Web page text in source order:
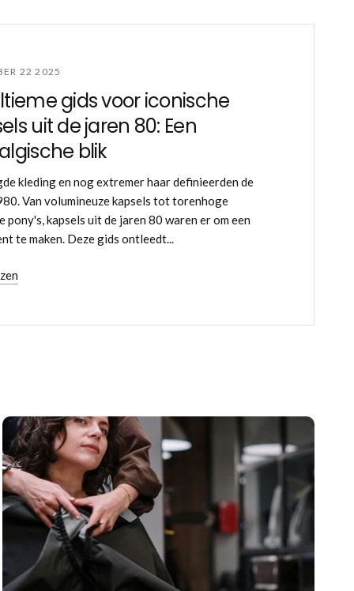
22 2025
gids voor iconische
uit de jaren 80: Een
blik
kleding en nog extremer haar definieerden de
Van volumineuze kapsels tot torenhoge
pony's, kapsels uit de jaren 80 waren er om een
te maken. Deze gids ontleedt...